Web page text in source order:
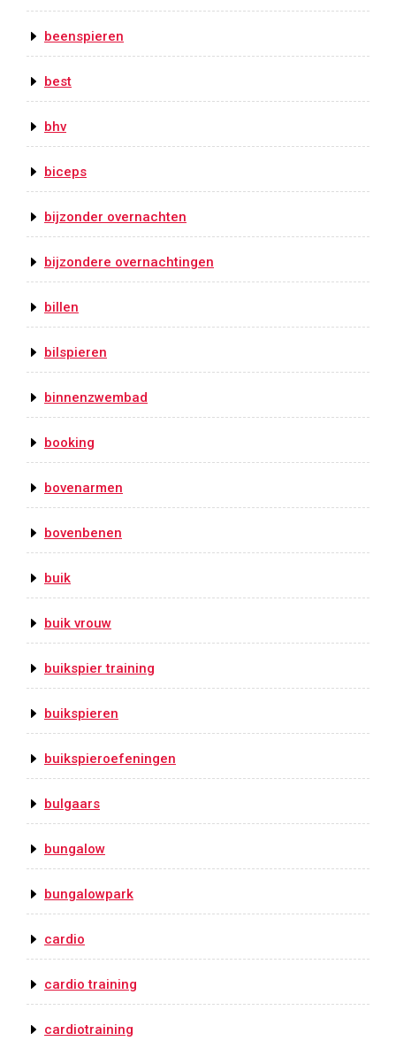
beenspieren
best
bhv
biceps
bijzonder overnachten
bijzondere overnachtingen
billen
bilspieren
binnenzwembad
booking
bovenarmen
bovenbenen
buik
buik vrouw
buikspier training
buikspieren
buikspieroefeningen
bulgaars
bungalow
bungalowpark
cardio
cardio training
cardiotraining